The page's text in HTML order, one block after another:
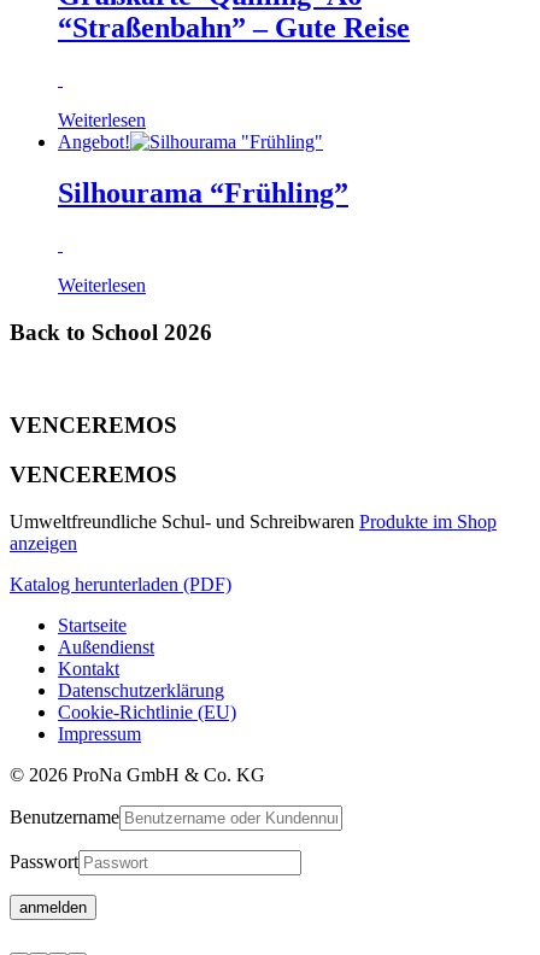
“Straßenbahn” – Gute Reise
Weiterlesen
Angebot!
Silhourama “Frühling”
Weiterlesen
Back to School 2026
VENCEREMOS
VENCEREMOS
Umweltfreundliche Schul- und Schreibwaren Produkte im Shop
anzeigen
Katalog herunterladen (PDF)
Startseite
Außendienst
Kontakt
Datenschutzerklärung
Cookie-Richtlinie (EU)
Impressum
© 2026 ProNa GmbH & Co. KG
Benutzername
Passwort